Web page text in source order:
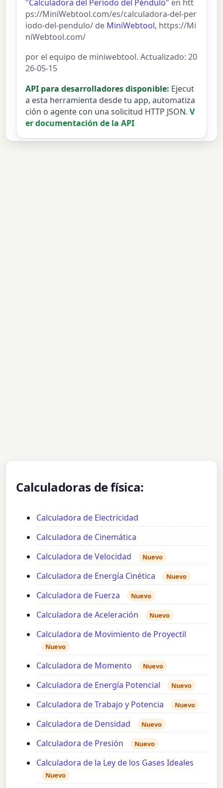
"Calculadora del Periodo del Péndulo" en htt
ps://MiniWebtool.com/es/calculadora-del-per
iodo-del-pendulo/ de MiniWebtool, https://Mi
niWebtool.com/
por el equipo de miniwebtool. Actualizado: 20
26-05-15
API para desarrolladores disponible: Ejecut
a esta herramienta desde tu app, automatiza
ción o agente con una solicitud HTTP JSON. V
er documentación de la API
Calculadoras de física:
Calculadora de Electricidad
Calculadora de Cinemática
Calculadora de Velocidad
Nuevo
Calculadora de Energía Cinética Nuevo
Calculadora de Fuerza Nuevo
Calculadora de Aceleración Nuevo
Calculadora de Movimiento de Proyectil
Nuevo
Calculadora de Momento Nuevo
Calculadora de Energía Potencial Nuevo
Calculadora de Trabajo y Potencia Nuevo
Calculadora de Densidad Nuevo
Calculadora de Presión Nuevo
Calculadora de la Ley de los Gases Ideales
Nuevo